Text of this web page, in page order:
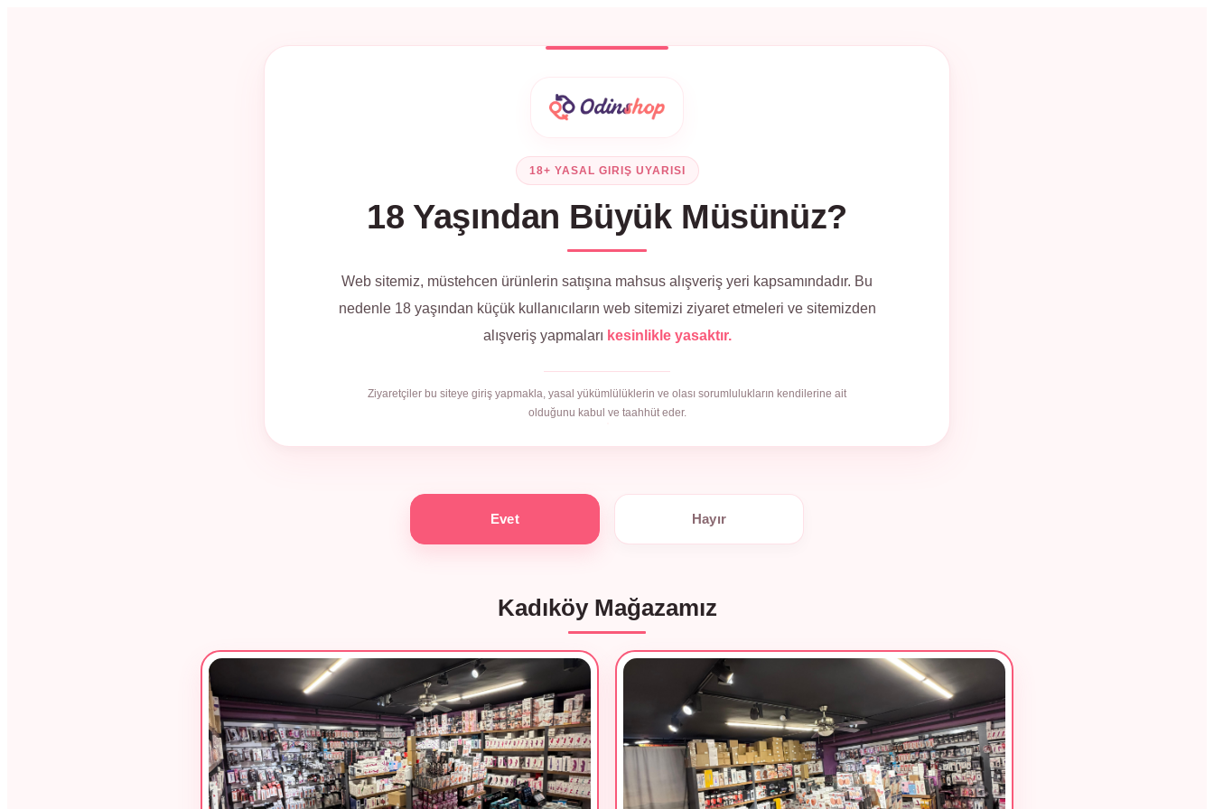
18+ YASAL GIRIŞ UYARISI
18 Yaşından Büyük Müsünüz?
Web sitemiz, müstehcen ürünlerin satışına mahsus alışveriş yeri kapsamındadır. Bu
nedenle 18 yaşından küçük kullanıcıların web sitemizi ziyaret etmeleri ve sitemizden
alışveriş yapmaları kesinlikle yasaktır.
Ziyaretçiler bu siteye giriş yapmakla, yasal yükümlülüklerin ve olası sorumlulukların kendilerine ait
olduğunu kabul ve taahhüt eder.
Kadıköy Mağazamız
Evet Hayır